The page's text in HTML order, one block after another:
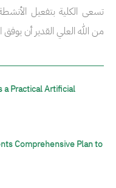
تسعى الكلية بتفعيل
من الله العلي القدير أن يوفق
a Practical Artificial
Comprehensive Plan to